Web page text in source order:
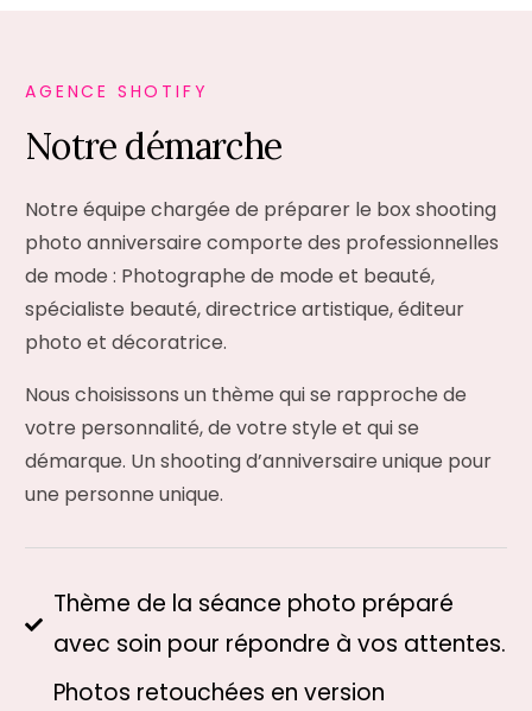
AGENCE SHOTIFY
Notre démarche
Notre équipe chargée de préparer le box shooting
photo anniversaire comporte des professionnelles
de mode : Photographe de mode et beauté,
spécialiste beauté, directrice artistique, éditeur
photo et décoratrice.
Nous choisissons un thème qui se rapproche de
votre personnalité, de votre style et qui se
démarque. Un shooting d’anniversaire unique pour
une personne unique.
Thème de la séance photo préparé
avec soin pour répondre à vos attentes.
Photos retouchées en version